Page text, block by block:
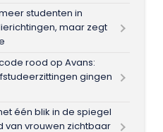
studenten in
maar zegt
rood op Avans:
gingen
één blik in de spiegel
van vrouwen zichtbaar